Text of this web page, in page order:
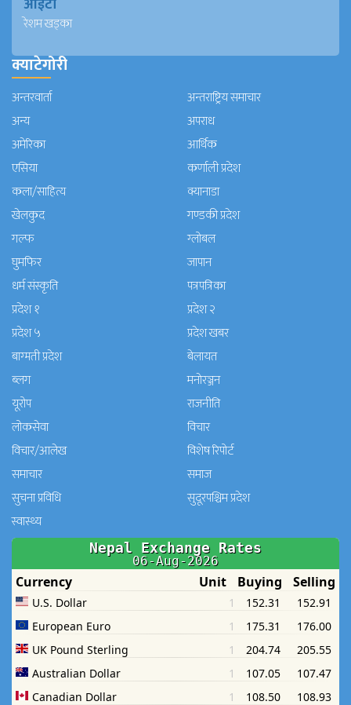
रेशम खड्का
क्याटेगोरी
अन्तरवार्ता
अन्तराष्ट्रिय समाचार
अन्य
अपराध
अमेरिका
आर्थिक
एसिया
कर्णाली प्रदेश
कला/साहित्य
क्यानाडा
खेलकुद
गण्डकी प्रदेश
गल्फ
ग्लोबल
घुमफिर
जापान
धर्म संस्कृति
पत्रपत्रिका
प्रदेश १
प्रदेश २
प्रदेश ५
प्रदेश खबर
बाग्मती प्रदेश
बेलायत
ब्लग
मनाेरञ्जन
यूरोप
राजनीति
लोकसेवा
विचार
विचार/आलेख
विशेष रिपोर्ट
समाचार
समाज
सुचना प्रविधि
सुदूरपश्चिम प्रदेश
स्वास्थ्य